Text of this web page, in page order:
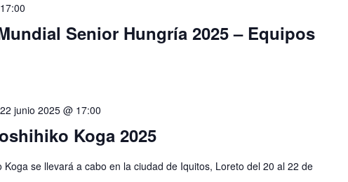
Senior Hungría 2025 – Equipos
17:00
Koga 2025
22 junio 2025 @ 17:00
Koga se llevará a cabo en la ciudad de Iquitos, Loreto del 20 al 22 de